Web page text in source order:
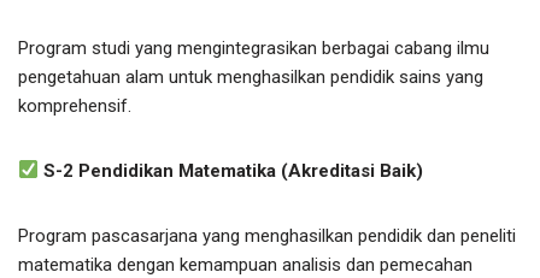
Program studi yang mengintegrasikan berbagai cabang ilmu
pengetahuan alam untuk menghasilkan pendidik sains yang
komprehensif.
S-2 Pendidikan Matematika (Akreditasi Baik)
Program pascasarjana yang menghasilkan pendidik dan peneliti
matematika dengan kemampuan analisis dan pemecahan